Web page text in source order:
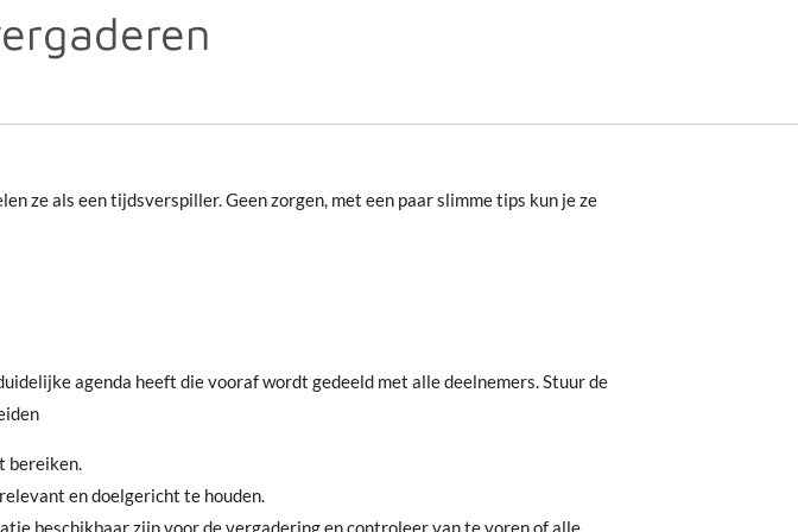
ze als een tijdsverspiller. Geen zorgen, met een paar slimme tips kun je ze
agenda heeft die vooraf wordt gedeeld met alle deelnemers. Stuur de
bereiken.
en doelgericht te houden.
beschikbaar zijn voor de vergadering en controleer van te voren of alle